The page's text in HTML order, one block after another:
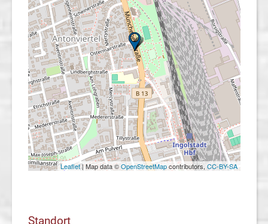
Leaflet| Map data ©OpenStreetMapcontributors,CC-BY-SA
Standort